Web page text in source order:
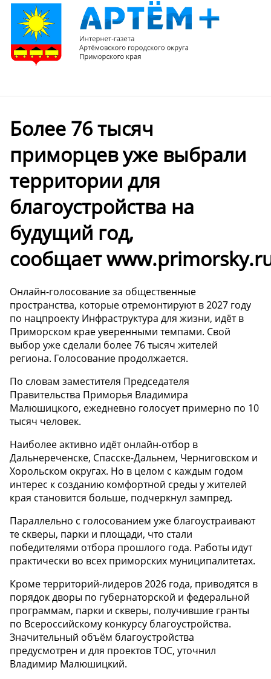
Более 76 тысяч
приморцев уже выбрали
территории для
благоустройства на
будущий год,
сообщает
Онлайн-голосование за общественные
пространства, которые отремонтируют в 2027 году
по нацпроекту Инфраструктура для жизни, идёт в
Приморском крае уверенными темпами. Свой
выбор уже сделали более 76 тысяч жителей
региона. Голосование продолжается.
По словам заместителя Председателя
Правительства Приморья Владимира
Малюшицкого, ежедневно голосует примерно по 10
тысяч человек.
Наиболее активно идёт онлайн-отбор в
Дальнереченске, Спасске-Дальнем, Черниговском и
Хорольском округах. Но в целом с каждым годом
интерес к созданию комфортной среды у жителей
края становится больше, подчеркнул зампред.
Параллельно с голосованием уже благоустраивают
те скверы, парки и площади, что стали
победителями отбора прошлого года. Работы идут
практически во всех приморских муниципалитетах.
Кроме территорий-лидеров 2026 года, приводятся в
порядок дворы по губернаторской и федеральной
программам, парки и скверы, получившие гранты
по Всероссийскому конкурсу благоустройства.
Значительный объём благоустройства
предусмотрен и для проектов ТОС, уточнил
Владимир Малюшицкий.